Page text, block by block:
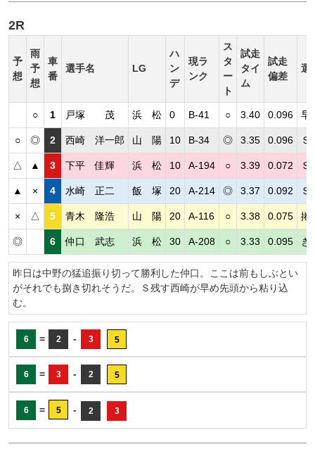
2R
予
想
雨
予
想
車
番
選手名 LG
ハ
ン
デ
現ラ
ンク
ス
タ
ー
ト
試走
タイ
ム
試走
偏差
選
○ 1 戸塚 茂 浜 松 0 B-41 ○ 3.40 0.096 早
○ ◎ 2 西崎 洋一郎 山 陽 10 B-34 ◎ 3.35 0.096 Ｓ
△ ▲ 3 下平 佳輝 浜 松 10 A-194 ○ 3.39 0.072 Ｓ
▲ × 4 水崎 正二 飯 塚 20 A-214 ◎ 3.37 0.092 Ｓ
× △ 5 青木 隆浩 山 陽 20 A-116 ○ 3.38 0.075 捲
◎ 6 仲口 武志 浜 松 30 A-208 ○ 3.33 0.095 き
昨日は中野の猛追振り切って勝利した仲口。ここは前もしぶとい
がそれでも捌き切れそうだ。Ｓ残す西崎が早め先頭から粘り込
む。
6 = 2 - 3 5
6 = 3 - 2 5
6 = 5 - 2 3